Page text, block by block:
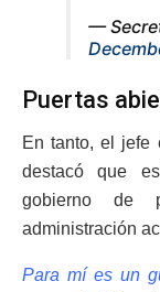
—
Puertas
En tanto, el jefe
destacó que
gobierno de
administración
Para mí es un